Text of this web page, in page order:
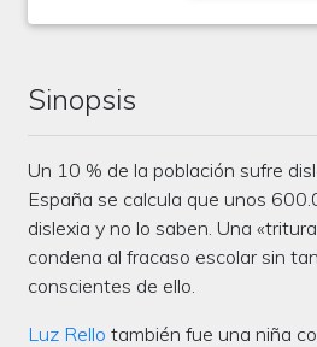
Sinopsis
Un 10 % de la población sufre
España se calcula que unos
dislexia y no lo saben. Una
condena al fracaso escolar sin
conscientes de ello.
Luz Rello también fue una niña